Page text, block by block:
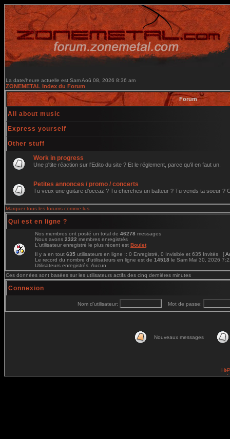
La date/heure actuelle est Sam Aoû 08, 2026 8:36 am
ZONEMETAL Index du Forum
Forum
All about music
Express yourself
Other stuff
Work in progress
Une p'tite réaction sur l'Edito du site ? Et le réglement, parce qu'il en faut un.
Petites annonces / promo / concerts
Tu veux une guitare d'occaz ? Tu cherches un batteur ? Tu vends ta soeur ?
Marquer tous les forums comme lus
Qui est en ligne ?
Nos membres ont posté un total de 46278 messages
Nous avons 2322 membres enregistrés
L'utilisateur enregistré le plus récent est Boulet
Il y a en tout 635 utilisateurs en ligne :: 0 Enregistré, 0 Invisible et 635 Invités [
Le record du nombre d'utilisateurs en ligne est de 14518 le Sam Mai 30, 2026
Utilisateurs enregistrés: Aucun
Ces données sont basées sur les utilisateurs actifs des cinq dernières minutes
Connexion
Nom d'utilisateur: Mot de passe:
Nouveaux messages